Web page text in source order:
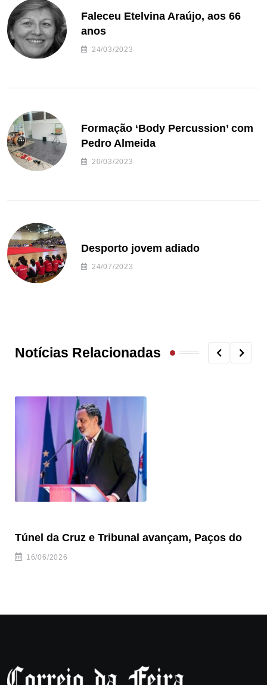
Faleceu Etelvina Araújo, aos 66
anos
24/03/2023
Formação ‘Body Percussion’ com
Pedro Almeida
20/03/2023
Desporto jovem adiado
24/07/2023
Notícias Relacionadas
Túnel da Cruz e Tribunal avançam, Paços do
16/06/2026